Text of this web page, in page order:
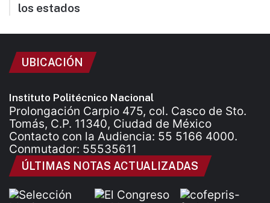
los estados
UBICACIÓN
Instituto Politécnico Nacional
Prolongación Carpio 475, col. Casco de Sto.
Tomás, C.P. 11340, Ciudad de México
Contacto con la Audiencia: 55 5166 4000.
Conmutador: 55535611
ÚLTIMAS NOTAS ACTUALIZADAS